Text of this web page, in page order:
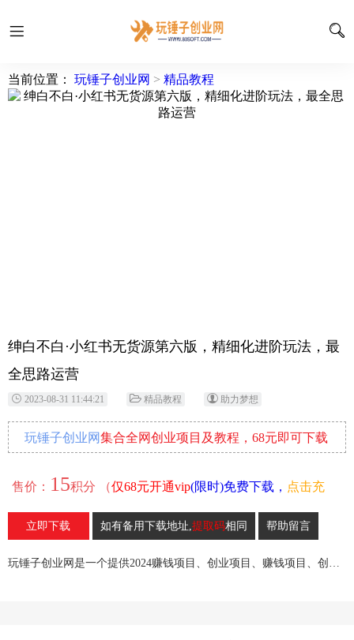
当前位置： 玩锤子创业网 > 精品教程
绅白不白·小红书无货源第六版，精细化进阶玩法，最
全思路运营
2023-08-31 11:44:21 精品教程 助力梦想
玩锤子创业网集合全网创业项目及教程，68元即可下载
售价： 15积分 （仅68元开通vip(限时)免费下载， 点击充
）
立即下载 如有备用下载地址,提取码相同 帮助留言
玩锤子创业网是一个提供2024赚钱项目、创业项目、赚钱项目、创业赚钱教程、引流教程的创业网,欢迎来玩锤子创业网！